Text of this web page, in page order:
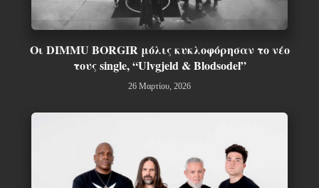
Οι DIMMU BORGIR μόλις κυκλοφόρησαν το νέο
τους single, “Ulvgjeld & Blodsodel”
26 Μαρτίου, 2026